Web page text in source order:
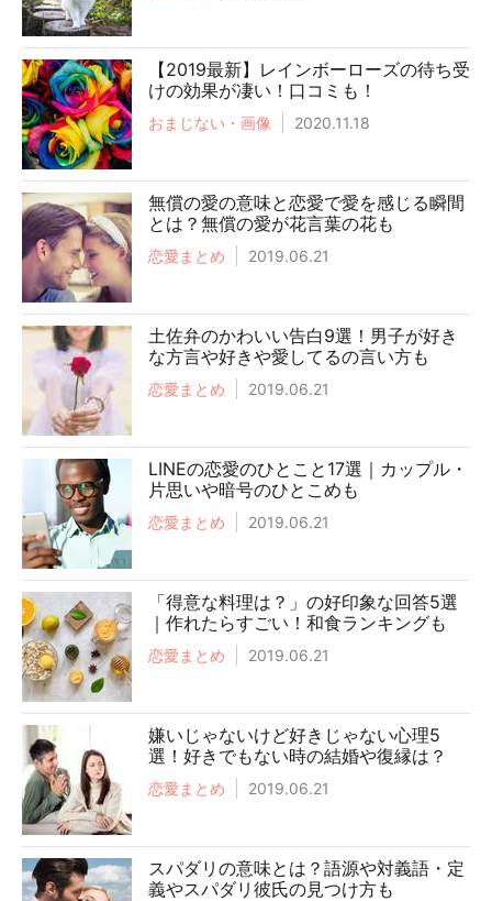
【2019最新】レインボーローズの待ち受
けの効果が凄い！口コミも！
おまじない・画像 2020.11.18
無償の愛の意味と恋愛で愛を感じる瞬間
とは？無償の愛が花言葉の花も
恋愛まとめ 2019.06.21
土佐弁のかわいい告白9選！男子が好き
な方言や好きや愛してるの言い方も
恋愛まとめ 2019.06.21
LINEの恋愛のひとこと17選｜カップル・
片思いや暗号のひとこめも
恋愛まとめ 2019.06.21
「得意な料理は？」の好印象な回答5選
｜作れたらすごい！和食ランキングも
恋愛まとめ 2019.06.21
嫌いじゃないけど好きじゃない心理5
選！好きでもない時の結婚や復縁は？
恋愛まとめ 2019.06.21
スパダリの意味とは？語源や対義語・定
義やスパダリ彼氏の見つけ方も